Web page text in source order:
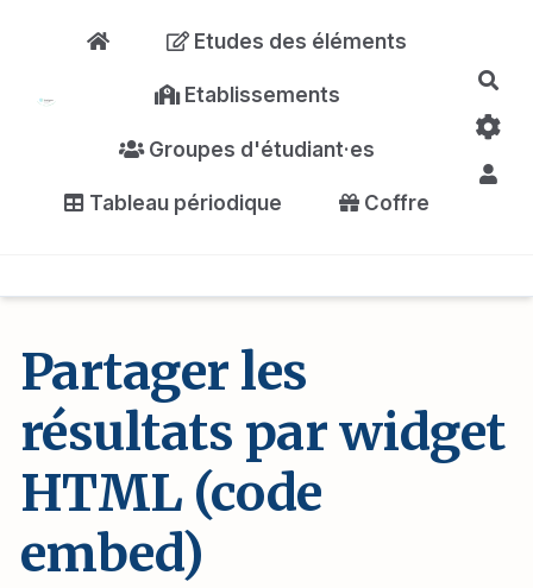
Aller au contenu principal
Etudes des éléments
Etablissements
Groupes d'étudiant·es
Tableau périodique Coffre
Partager les
résultats par widget
HTML (code
embed)